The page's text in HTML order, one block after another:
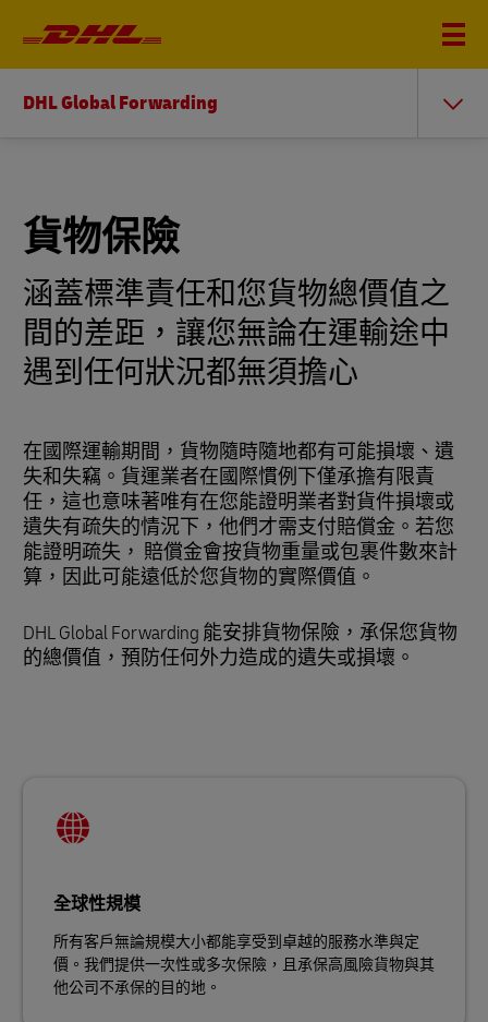
DHL Global Forwarding
貨物保險
涵蓋標準責任和您貨物總價值之
間的差距，讓您無論在運輸途中
遇到任何狀況都無須擔心
在國際運輸期間，貨物隨時隨地都有可能損壞、遺
失和失竊。貨運業者在國際慣例下僅承擔有限責
任，這也意味著唯有在您能證明業者對貨件損壞或
遺失有疏失的情況下，他們才需支付賠償金。若您
能證明疏失， 賠償金會按貨物重量或包裹件數來計
算，因此可能遠低於您貨物的實際價值。
DHL Global Forwarding 能安排貨物保險，承保您貨物
的總價值，預防任何外力造成的遺失或損壞。
全球性規模
所有客戶無論規模大小都能享受到卓越的服務水準與定
價。我們提供一次性或多次保險，且承保高風險貨物與其
他公司不承保的目的地。